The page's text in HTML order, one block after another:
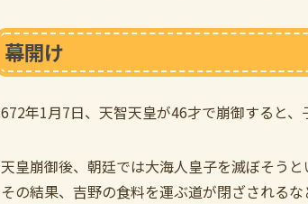
幕開け
672年1月7日、天智天皇が46才で崩御すると
天皇崩御後、朝廷では大海人皇子を滅ぼそうと
その結果、吉野の食料を運ぶ道が閉ざされる